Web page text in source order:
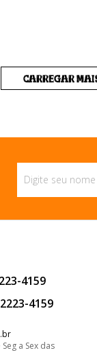
CARREGAR
4159
4159
a Sex das